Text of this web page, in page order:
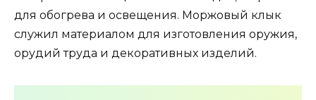
для обогрева и освещения. Моржовый клык
служил материалом для изготовления оружия,
орудий труда и декоративных изделий.